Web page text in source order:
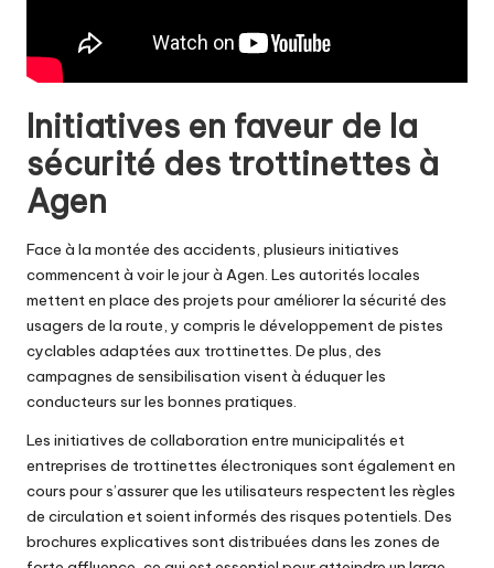
Initiatives en faveur de la
sécurité des trottinettes à
Agen
Face à la montée des accidents, plusieurs initiatives
commencent à voir le jour à Agen. Les autorités locales
mettent en place des projets pour améliorer la sécurité des
usagers de la route, y compris le développement de pistes
cyclables adaptées aux trottinettes. De plus, des
campagnes de sensibilisation visent à éduquer les
conducteurs sur les bonnes pratiques.
Les initiatives de collaboration entre municipalités et
entreprises de trottinettes électroniques sont également en
cours pour s’assurer que les utilisateurs respectent les règles
de circulation et soient informés des risques potentiels. Des
brochures explicatives sont distribuées dans les zones de